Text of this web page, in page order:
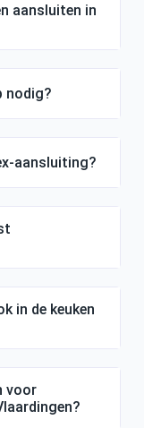
aansluiten in
nodig?
aansluiting?
in de keuken
voor